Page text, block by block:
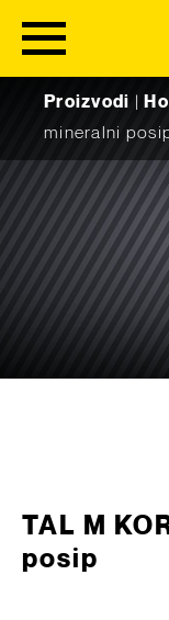
Proizvodi
mineralni
TAL M
posip